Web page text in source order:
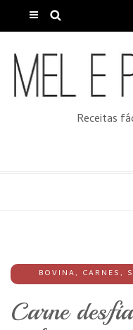
Receitas
BOVINA, CARNES,
Carne